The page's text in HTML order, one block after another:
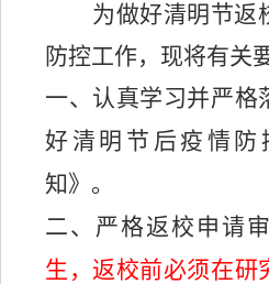
为做好清明节返
防控工作，现将有关
一、认真学习并严格
好清明节后疫情防
知》。
二、严格返校申请审
生，返校前必须在研